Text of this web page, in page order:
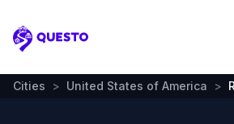
Questo
Cities > United States of America >